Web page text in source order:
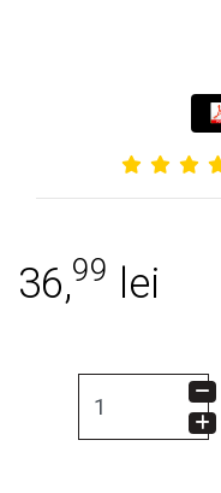
36,99 lei